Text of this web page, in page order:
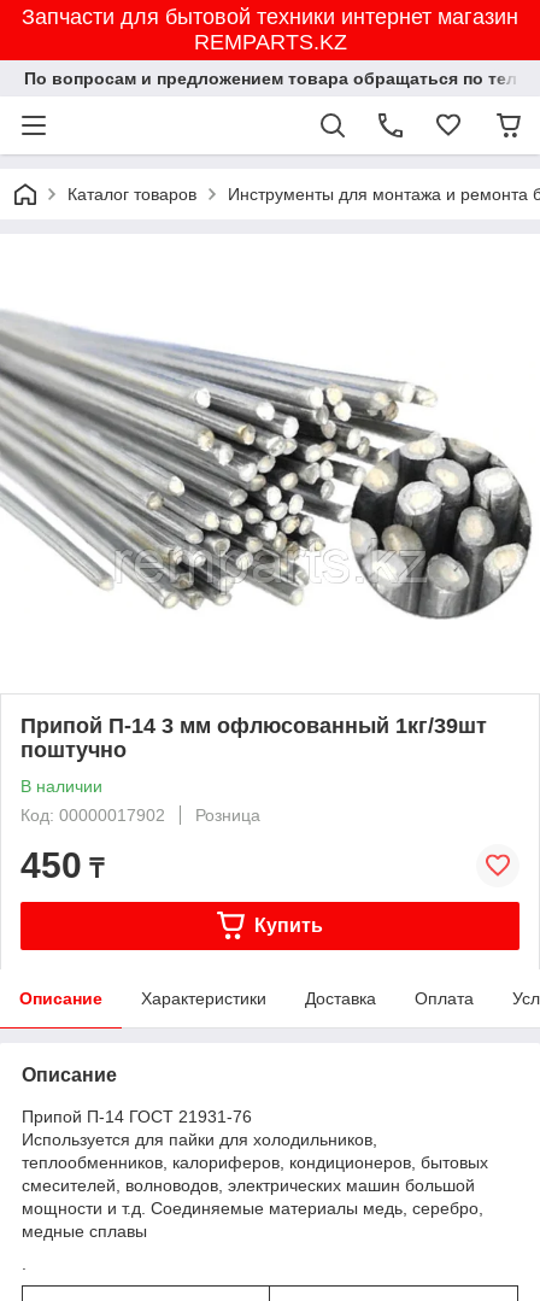
Запчасти для бытовой техники интернет магазин
REMPARTS.KZ
По вопросам и предложением товара обращаться по
Каталог товаров Инструменты для монтажа и ремонта
Припой П-14 3 мм офлюсованный 1кг/39шт
поштучно
В наличии
Код: 00000017902
Розница
450 ₸
Купить
Описание Характеристики Доставка Оплата
Описание
Припой П-14 ГОСТ 21931-76
Используется для пайки для холодильников,
теплообменников, калориферов, кондиционеров, бытовых
смесителей, волноводов, электрических машин большой
мощности и т.д. Соединяемые материалы медь, серебро,
медные сплавы